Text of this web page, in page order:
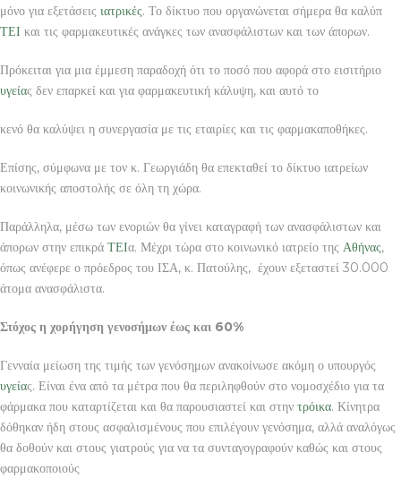
μόνο για εξετάσεις ιατρικές. Το δίκτυο που οργανώνεται σήμερα θα καλύπ
ΤΕΙ και τις φαρμακευτικές ανάγκες των ανασφάλιστων και των άπορων.
Πρόκειται για μια έμμεση παραδοχή ότι το ποσό που αφορά στο εισιτήριο
υγείας δεν επαρκεί και για φαρμακευτική κάλυψη, και αυτό το
κενό θα καλύψει η συνεργασία με τις εταιρίες και τις φαρμακαποθήκες.
Επίσης, σύμφωνα με τον κ. Γεωργιάδη θα επεκταθεί το δίκτυο ιατρείων
κοινωνικής αποστολής σε όλη τη χώρα.
Παράλληλα, μέσω των ενοριών θα γίνει καταγραφή των ανασφάλιστων και
άπορων στην επικρά ΤΕΙα. Μέχρι τώρα στο κοινωνικό ιατρείο της Αθήνας,
όπως ανέφερε ο πρόεδρος του ΙΣΑ, κ. Πατούλης, έχουν εξεταστεί 30.000
άτομα ανασφάλιστα.
Στόχος η χορήγηση γενοσήμων έως και 60%
Γενναία μείωση της τιμής των γενόσημων ανακοίνωσε ακόμη ο υπουργός
υγείας. Είναι ένα από τα μέτρα που θα περιληφθούν στο νομοσχέδιο για τα
φάρμακα που καταρτίζεται και θα παρουσιαστεί και στην τρόικα. Κίνητρα
δόθηκαν ήδη στους ασφαλισμένους που επιλέγουν γενόσημα, αλλά αναλόγως
θα δοθούν και στους γιατρούς για να τα συνταγογραφούν καθώς και στους
φαρμακοποιούς